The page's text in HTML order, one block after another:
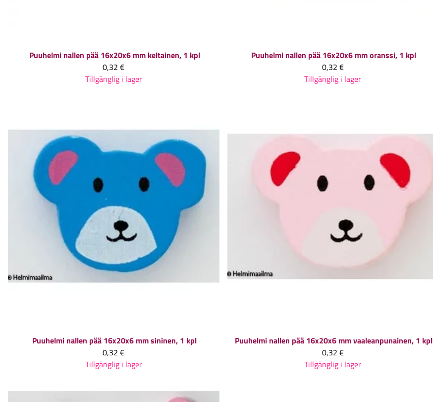
Puuhelmi nallen pää 16x20x6 mm keltainen, 1 kpl
0,32 €
Tillgänglig i lager
Puuhelmi nallen pää 16x20x6 mm oranssi, 1 kpl
0,32 €
Tillgänglig i lager
Puuhelmi nallen pää 16x20x6 mm sininen, 1 kpl
0,32 €
Tillgänglig i lager
Puuhelmi nallen pää 16x20x6 mm vaaleanpunainen, 1 kpl
0,32 €
Tillgänglig i lager